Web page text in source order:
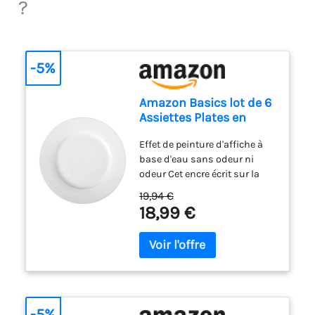
?
Amazon Basics lot de 6
Assiettes Plates en
Effet de peinture d'affiche à
base d'eau sans odeur ni
odeur Cet encre écrit sur la
carton, métal, plastique, verre,
pierre, toile, tissu, etc. Produit
une couleur opaque et
éclatante L’encre ne traverse
fine : 0,9-1,3 mm.
19,94 €
18,99 €
-5%